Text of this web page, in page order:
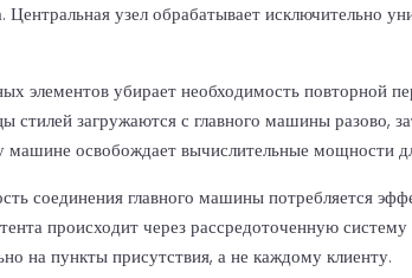
Центральная узел обрабатывает исключительно
элементов убирает необходимость повторной
стилей загружаются с главного машины разово,
машине освобождает вычислительные мощности
соединения главного машины потребляется
происходит через рассредоточенную
на пункты присутствия, а не каждому клиенту.